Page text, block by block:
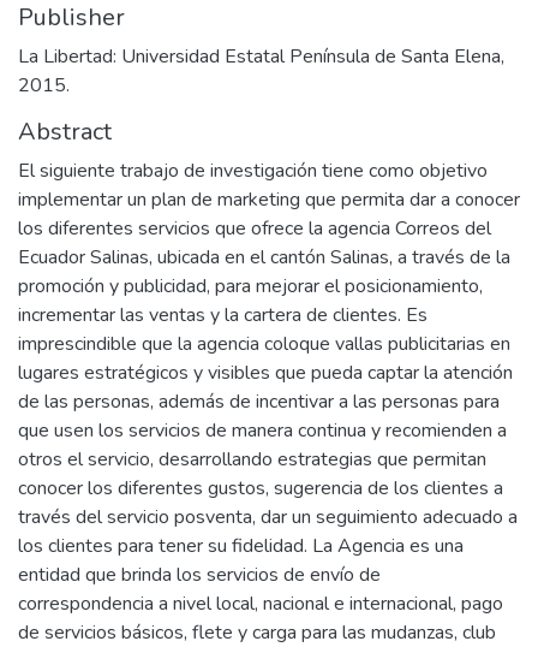
Publisher
La Libertad: Universidad Estatal Península de Santa Elena,
2015.
Abstract
El siguiente trabajo de investigación tiene como objetivo
implementar un plan de marketing que permita dar a conocer
los diferentes servicios que ofrece la agencia Correos del
Ecuador Salinas, ubicada en el cantón Salinas, a través de la
promoción y publicidad, para mejorar el posicionamiento,
incrementar las ventas y la cartera de clientes. Es
imprescindible que la agencia coloque vallas publicitarias en
lugares estratégicos y visibles que pueda captar la atención
de las personas, además de incentivar a las personas para
que usen los servicios de manera continua y recomienden a
otros el servicio, desarrollando estrategias que permitan
conocer los diferentes gustos, sugerencia de los clientes a
través del servicio posventa, dar un seguimiento adecuado a
los clientes para tener su fidelidad. La Agencia es una
entidad que brinda los servicios de envío de
correspondencia a nivel local, nacional e internacional, pago
de servicios básicos, flete y carga para las mudanzas, club